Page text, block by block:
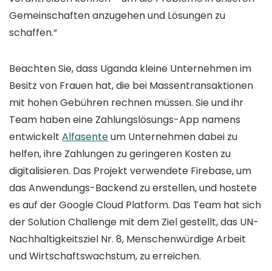
Gemeinschaften anzugehen und Lösungen zu
schaffen.“
Beachten Sie, dass Uganda kleine Unternehmen im
Besitz von Frauen hat, die bei Massentransaktionen
mit hohen Gebühren rechnen müssen. Sie und ihr
Team haben eine Zahlungslösungs-App namens
entwickelt Alfasenteum Unternehmen dabei zu
helfen, ihre Zahlungen zu geringeren Kosten zu
digitalisieren. Das Projekt verwendete Firebase, um
das Anwendungs-Backend zu erstellen, und hostete
es auf der Google Cloud Platform. Das Team hat sich
der Solution Challenge mit dem Ziel gestellt, das UN-
Nachhaltigkeitsziel Nr. 8, Menschenwürdige Arbeit
und Wirtschaftswachstum, zu erreichen.